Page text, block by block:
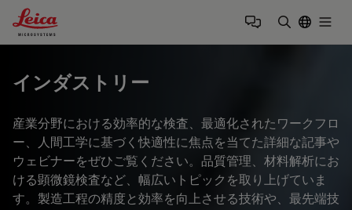
Leica Microsystems Logo
インダストリー
産業分野における効率的な検査、最適化されたワークフロ
ー、人間工学に基づく快適性に焦点を当てた詳細な記事や
ウェビナーをぜひご覧ください。品質管理、材料解析にお
ける顕微鏡検査など、幅広いトピックを取り上げていま
す。製造工程の精度と効率を向上させる技術や、最先端技